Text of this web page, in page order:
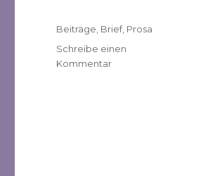
Veröffentlicht
am
Kategorien
Beiträge Brief, Prosa
Schreibe einen
Kommentarzu